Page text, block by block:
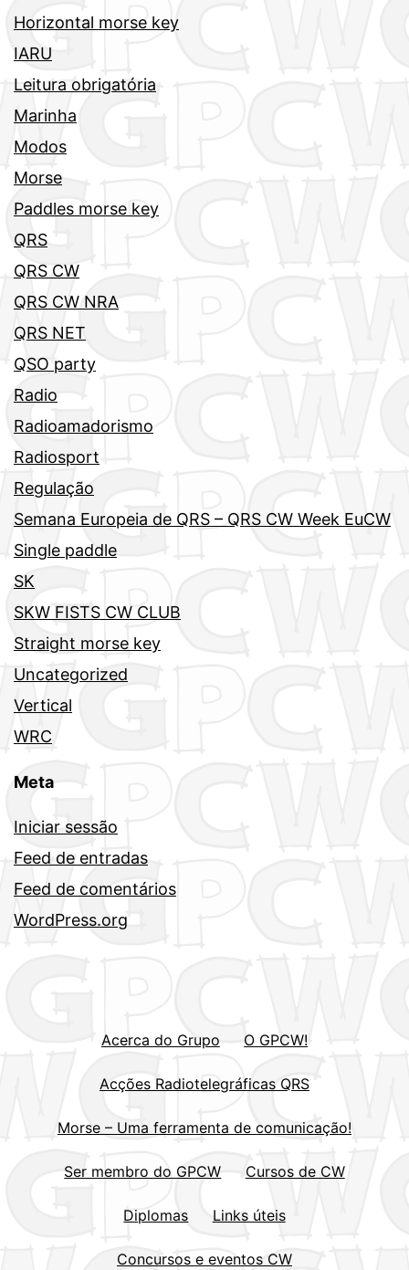
Horizontal morse key
IARU
Leitura obrigatória
Marinha
Modos
Morse
Paddles morse key
QRS
QRS CW
QRS CW NRA
QRS NET
QSO party
Radio
Radioamadorismo
Radiosport
Regulação
Semana Europeia de QRS – QRS CW Week EuCW
Single paddle
SK
SKW FISTS CW CLUB
Straight morse key
Uncategorized
Vertical
WRC
Meta
Iniciar sessão
Feed de entradas
Feed de comentários
WordPress.org
Acerca do Grupo O GPCW!
Acções Radiotelegráficas QRS
Morse – Uma ferramenta de comunicação!
Ser membro do GPCW Cursos de CW
Diplomas Links úteis
Concursos e eventos CW